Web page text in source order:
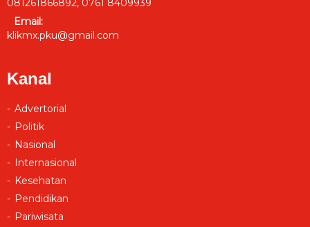
081261866892, 0761 8409939
Email:
klikmx.pku@gmail.com
Kanal
Advertorial
Politik
Nasional
Internasional
Kesehatan
Pendidikan
Pariwisata